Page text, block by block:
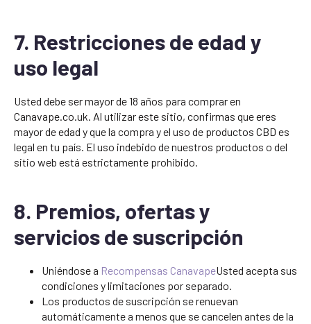
7. Restricciones de edad y
uso legal
Usted debe ser mayor de 18 años para comprar en
Canavape.co.uk. Al utilizar este sitio, confirmas que eres
mayor de edad y que la compra y el uso de productos CBD es
legal en tu país. El uso indebido de nuestros productos o del
sitio web está estrictamente prohibido.
8. Premios, ofertas y
servicios de suscripción
Uniéndose a Recompensas CanavapeUsted acepta sus
condiciones y limitaciones por separado.
Los productos de suscripción se renuevan
automáticamente a menos que se cancelen antes de la